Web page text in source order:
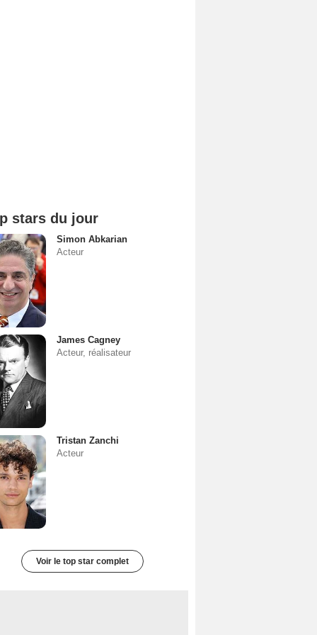
stars du jour
Simon Abkarian
Acteur
James Cagney
Acteur, réalisateur
Tristan Zanchi
Acteur
Voir le top star complet